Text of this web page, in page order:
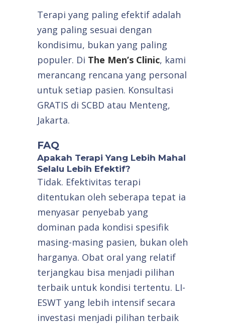
Terapi yang paling efektif adalah
yang paling sesuai dengan
kondisimu, bukan yang paling
populer. Di The Men’s Clinic, kami
merancang rencana yang personal
untuk setiap pasien. Konsultasi
GRATIS di SCBD atau Menteng,
Jakarta.
FAQ
Apakah Terapi Yang Lebih Mahal
Selalu Lebih Efektif?
Tidak. Efektivitas terapi
ditentukan oleh seberapa tepat ia
menyasar penyebab yang
dominan pada kondisi spesifik
masing-masing pasien, bukan oleh
harganya. Obat oral yang relatif
terjangkau bisa menjadi pilihan
terbaik untuk kondisi tertentu. LI-
ESWT yang lebih intensif secara
investasi menjadi pilihan terbaik